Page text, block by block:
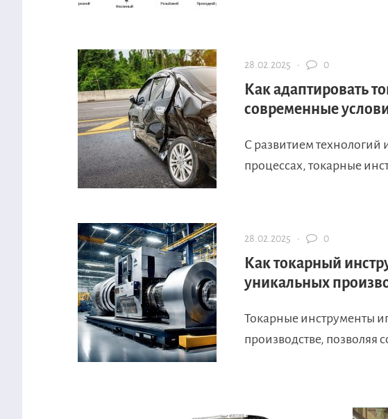
28.02.2025 · 0
Как адаптировать
современные
С развитием
процессах, токарные
28.02.2025 · 0
Как токарный
уникальных
Токарные инструменты
производстве, позволяя